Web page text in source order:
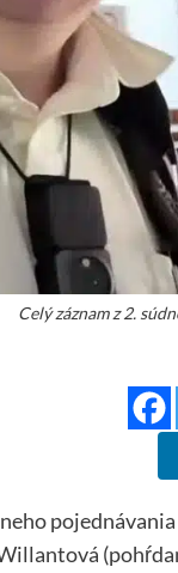
Celý záznam z 2.